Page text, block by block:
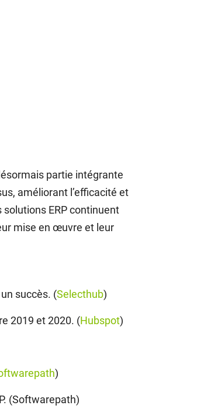
partie intégrante
améliorant l’efficacité et
ERP continuent
mise en œuvre et leur
succès. (Selecthub)
2019 et 2020. (Hubspot)
)
(Softwarepath)